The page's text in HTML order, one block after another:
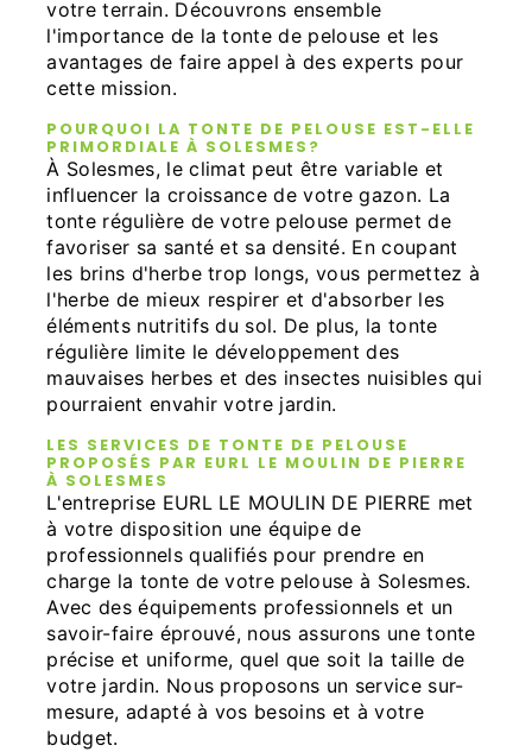
votre terrain. Découvrons ensemble
l'importance de la tonte de pelouse et les
avantages de faire appel à des experts pour
cette mission.
POURQUOI LA TONTE DE PELOUSE EST-ELLE
PRIMORDIALE À SOLESMES?
À Solesmes, le climat peut être variable et
influencer la croissance de votre gazon. La
tonte régulière de votre pelouse permet de
favoriser sa santé et sa densité. En coupant
les brins d'herbe trop longs, vous permettez à
l'herbe de mieux respirer et d'absorber les
éléments nutritifs du sol. De plus, la tonte
régulière limite le développement des
mauvaises herbes et des insectes nuisibles qui
pourraient envahir votre jardin.
LES SERVICES DE TONTE DE PELOUSE
PROPOSÉS PAR EURL LE MOULIN DE PIERRE
À SOLESMES
L'entreprise EURL LE MOULIN DE PIERRE met
à votre disposition une équipe de
professionnels qualifiés pour prendre en
charge la tonte de votre pelouse à Solesmes.
Avec des équipements professionnels et un
savoir-faire éprouvé, nous assurons une tonte
précise et uniforme, quel que soit la taille de
votre jardin. Nous proposons un service sur-
mesure, adapté à vos besoins et à votre
budget.